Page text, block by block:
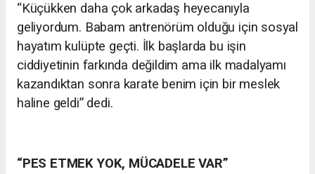
“Küçükken daha çok arkadaş heyecanıyla
geliyordum. Babam antrenörüm olduğu için sosyal
hayatım kulüpte geçti. İlk başlarda bu işin
ciddiyetinin farkında değildim ama ilk madalyamı
kazandıktan sonra karate benim için bir meslek
haline geldi” dedi.
“PES ETMEK YOK, MÜCADELE VAR”